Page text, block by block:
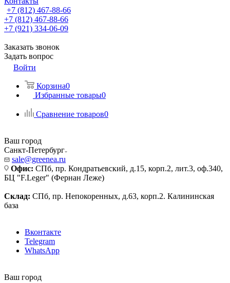
+7 (812) 467-88-66
+7 (812) 467-88-66
+7 (921) 334-06-09
Заказать звонок
Задать вопрос
Войти
Корзина0
Избранные товары0
Сравнение товаров0
Ваш город
Санкт-Петербург
sale@greenea.ru
Офис: СПб, пр. Кондратьевский, д.15, корп.2, лит.3, оф.340,
БЦ "F.Leger" (Фернан Леже)
Склад: СПб, пр. Непокоренных, д.63, корп.2. Калининская
база
Вконтакте
Telegram
WhatsApp
Ваш город